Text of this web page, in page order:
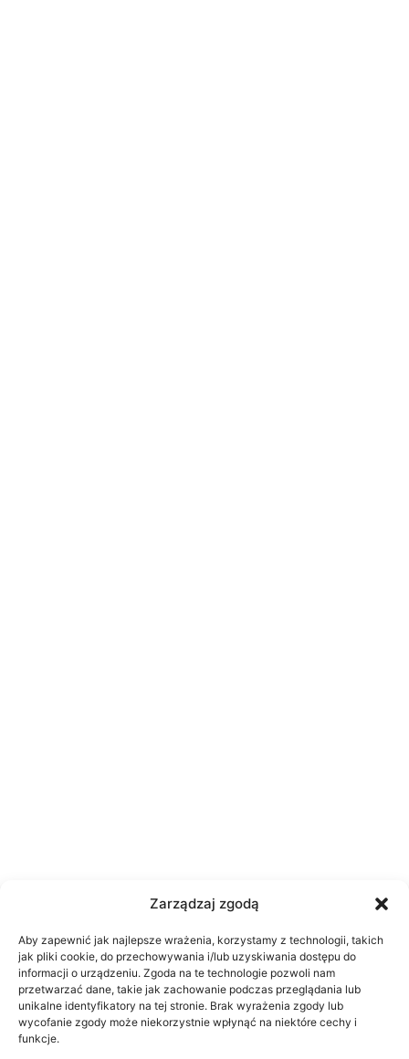
Zarządzaj zgodą
Aby zapewnić jak najlepsze wrażenia, korzystamy z technologii, takich
jak pliki cookie, do przechowywania i/lub uzyskiwania dostępu do
informacji o urządzeniu. Zgoda na te technologie pozwoli nam
przetwarzać dane, takie jak zachowanie podczas przeglądania lub
unikalne identyfikatory na tej stronie. Brak wyrażenia zgody lub
wycofanie zgody może niekorzystnie wpłynąć na niektóre cechy i
funkcje.